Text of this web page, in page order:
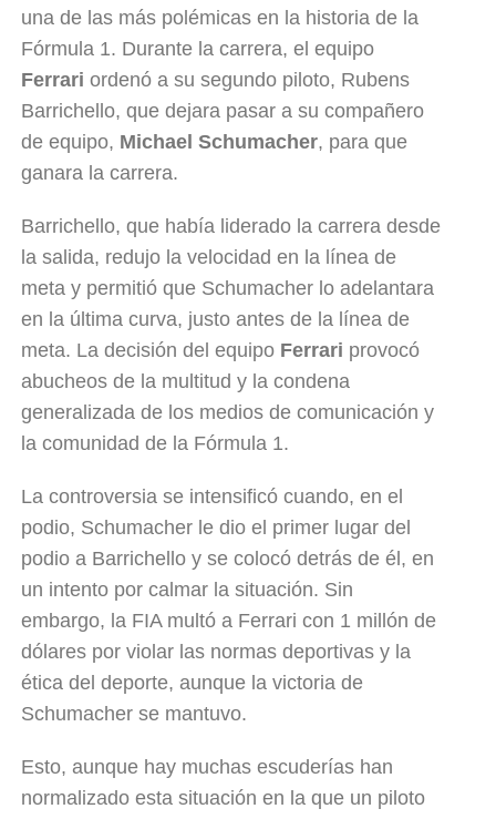
una de las más polémicas en la historia de la
Fórmula 1. Durante la carrera, el equipo
Ferrari ordenó a su segundo piloto, Rubens
Barrichello, que dejara pasar a su compañero
de equipo, Michael Schumacher, para que
ganara la carrera.
Barrichello, que había liderado la carrera desde
la salida, redujo la velocidad en la línea de
meta y permitió que Schumacher lo adelantara
en la última curva, justo antes de la línea de
meta. La decisión del equipo Ferrari provocó
abucheos de la multitud y la condena
generalizada de los medios de comunicación y
la comunidad de la Fórmula 1.
La controversia se intensificó cuando, en el
podio, Schumacher le dio el primer lugar del
podio a Barrichello y se colocó detrás de él, en
un intento por calmar la situación. Sin
embargo, la FIA multó a Ferrari con 1 millón de
dólares por violar las normas deportivas y la
ética del deporte, aunque la victoria de
Schumacher se mantuvo.
Esto, aunque hay muchas escuderías han
normalizado esta situación en la que un piloto